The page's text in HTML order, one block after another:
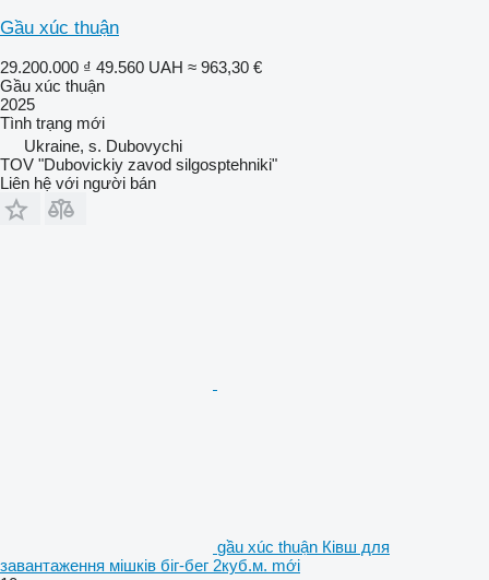
Gầu xúc thuận
29.200.000 ₫ 49.560 UAH ≈ 963,30 €
Gầu xúc thuận
2025
Tình trạng mới
Ukraine, s. Dubovychi
TOV "Dubovickiy zavod silgosptehniki"
Liên hệ với người bán
gầu xúc thuận Ківш для
завантаження мішків біг-бег 2куб.м. mới